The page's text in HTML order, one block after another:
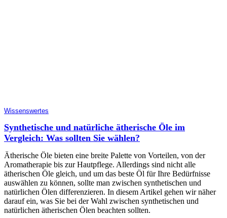
Wissenswertes
Synthetische und natürliche ätherische Öle im
Vergleich: Was sollten Sie wählen?
Ätherische Öle bieten eine breite Palette von Vorteilen, von der
Aromatherapie bis zur Hautpflege. Allerdings sind nicht alle
ätherischen Öle gleich, und um das beste Öl für Ihre Bedürfnisse
auswählen zu können, sollte man zwischen synthetischen und
natürlichen Ölen differenzieren. In diesem Artikel gehen wir näher
darauf ein, was Sie bei der Wahl zwischen synthetischen und
natürlichen ätherischen Ölen beachten sollten.